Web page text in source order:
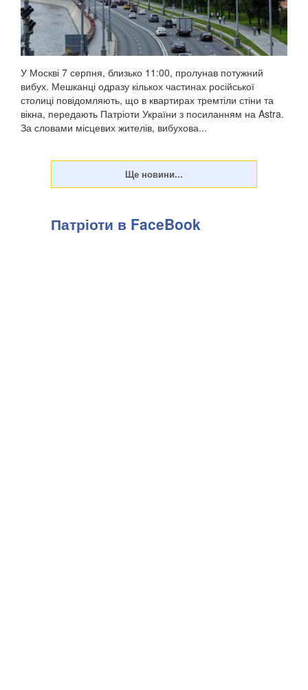
У Москві 7 серпня, близько 11:00, пролунав потужний
вибух. Мешканці одразу кількох частинах російської
столиці повідомляють, що в квартирах тремтіли стіни та
вікна, передають Патріоти України з посиланням на Astra.
За словами місцевих жителів, вибухова...
Патріоти в FaceBook